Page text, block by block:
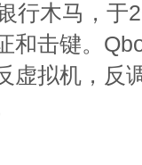
行木马，于
和击键。
虚拟机，反